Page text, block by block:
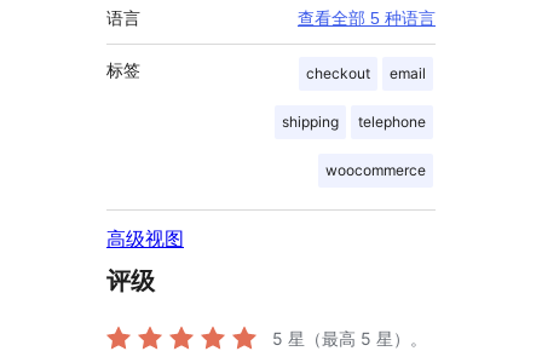
语言 查看全部 5 种语言
标签 checkout email
shipping telephone
woocommerce
高级视图
评级
5 星（最高 5 星）。